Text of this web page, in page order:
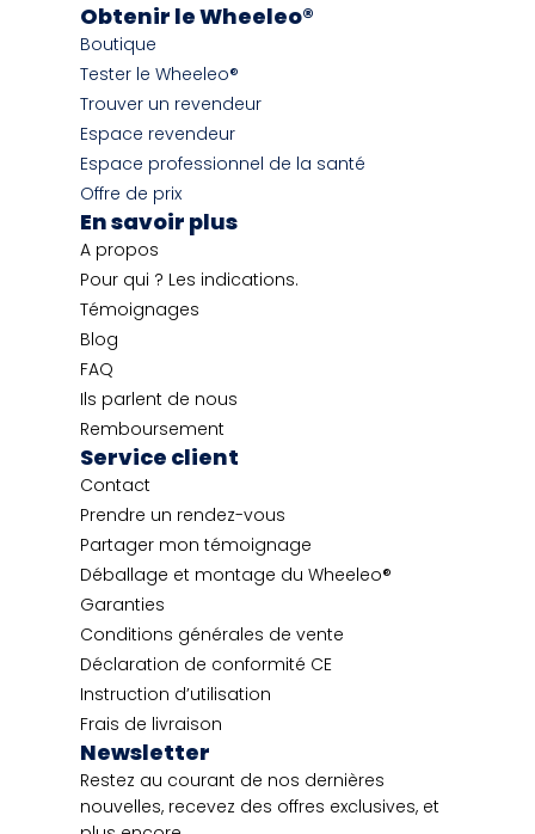
Obtenir le Wheeleo®
Boutique
Tester le Wheeleo®
Trouver un revendeur
Espace revendeur
Espace professionnel de la santé
Offre de prix
En savoir plus
A propos
Pour qui ? Les indications.
Témoignages
Blog
FAQ
Ils parlent de nous
Remboursement
Service client
Contact
Prendre un rendez-vous
Partager mon témoignage
Déballage et montage du Wheeleo®
Garanties
Conditions générales de vente
Déclaration de conformité CE
Instruction d’utilisation
Frais de livraison
Newsletter
Restez au courant de nos dernières
nouvelles, recevez des offres exclusives, et